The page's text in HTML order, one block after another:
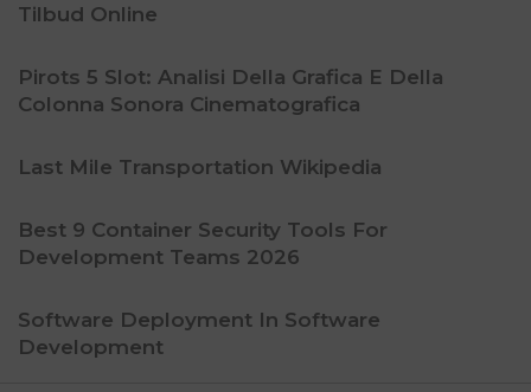
Tilbud Online
Pirots 5 Slot: Analisi Della Grafica E Della
Colonna Sonora Cinematografica
Last Mile Transportation Wikipedia
Best 9 Container Security Tools For
Development Teams 2026
Software Deployment In Software
Development